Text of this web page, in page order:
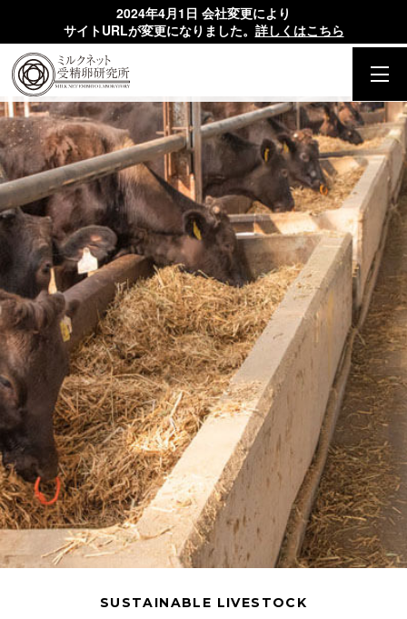
2024年4月1日 会社変更により
サイトURLが変更になりました。 詳しくはこちら
SUSTAINABLE LIVESTOCK